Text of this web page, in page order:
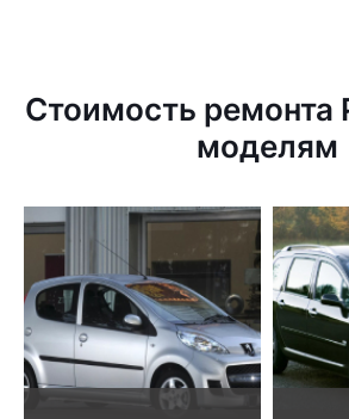
Стоимость ремонта
моделям